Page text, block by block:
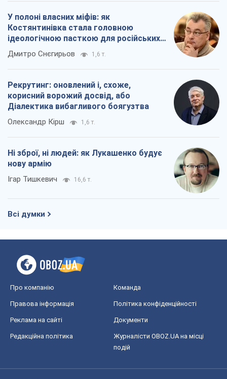
У полоні власних міфів: як
Костянтинівка стала головною
ідеологічною пасткою для російських
окупантів
Дмитро Снєгирьов 1,6 т.
Рекрутинг: оновлений і, схоже,
корисний ворожий досвід, або
Діалектика вибагливого боягузтва
Олександр Кірш 1,6 т.
Ні зброї, ні людей: як Лукашенко будує
нову армію
Ігар Тишкевич 16,6 т.
Всі думки
Про компанію Команда
Правова інформація Політика конфіденційності
Реклама на сайті Документи
Редакційна політика
Журналісти OBOZ.UA на місці
подій